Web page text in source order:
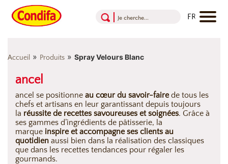
Accueil » Produits » Spray Velours Blanc
ancel
ancel se positionne au cœur du savoir-fairede tous les
chefs et artisans en leur garantissant depuis toujours
la réussite de recettes savoureuses et soignées. Grâce à
ses gammes d’ingrédients de pâtisserie, la
marque inspire et accompagne ses clients au
quotidien aussi bien dans la réalisation des classiques
que dans les recettes tendances pour régaler les
gourmands.